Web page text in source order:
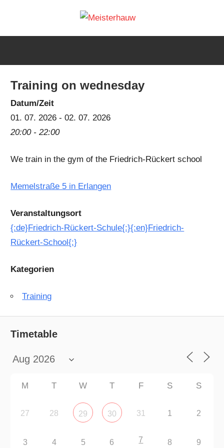
content
fighting
|
Martial
Arts
HEMA
Training on wednesday
Datum/Zeit
01. 07. 2026 - 02. 07. 2026
20:00 - 22:00
We train in the gym of the Friedrich-Rückert school
Memelstraße 5 in Erlangen
Veranstaltungsort
{:de}Friedrich-Rückert-Schule{:}{:en}Friedrich-
Rückert-School{:}
Kategorien
Training
Timetable
M T W T F S S
27 28 29 30 31 1 2
3 4 5 6 7 8 9